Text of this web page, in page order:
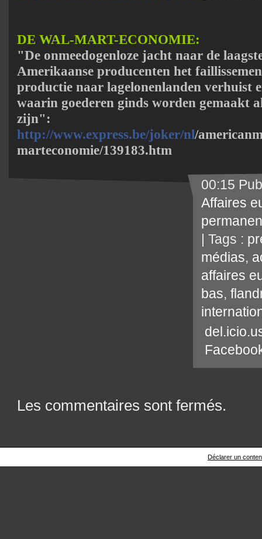
DE WAL-MART-ECONOMIE:
"De onmeedogenloze jacht naar de
Amerikaanse producenten het
productie naar lagelonenlanden verhuist
waarin goederen ginds worden gemaakt
zijn":
http://www.express.be/joker/nl/
marteconomie/139183.htm
00:15
Affaires
| Tags :
médias,
affaires
bas,
Les commentaires sont fermés.
Déclarer un